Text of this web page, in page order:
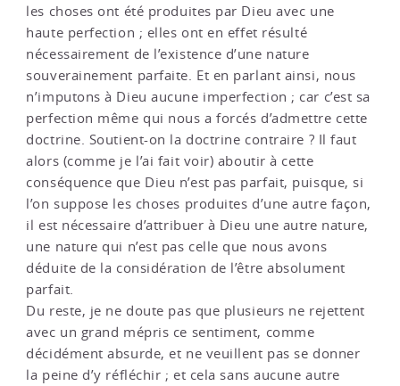
les choses ont été produites par Dieu avec une
haute perfection ; elles ont en effet résulté
nécessairement de l’existence d’une nature
souverainement parfaite. Et en parlant ainsi, nous
n’imputons à Dieu aucune imperfection ; car c’est sa
perfection même qui nous a forcés d’admettre cette
doctrine. Soutient-on la doctrine contraire ? Il faut
alors (comme je l’ai fait voir) aboutir à cette
conséquence que Dieu n’est pas parfait, puisque, si
l’on suppose les choses produites d’une autre façon,
il est nécessaire d’attribuer à Dieu une autre nature,
une nature qui n’est pas celle que nous avons
déduite de la considération de l’être absolument
parfait.
Du reste, je ne doute pas que plusieurs ne rejettent
avec un grand mépris ce sentiment, comme
décidément absurde, et ne veuillent pas se donner
la peine d’y réfléchir ; et cela sans aucune autre